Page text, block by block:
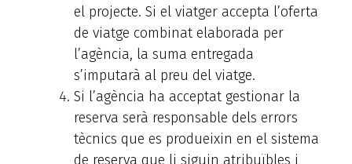
el projecte. Si el viatger accepta l’oferta
de viatge combinat elaborada per
l’agència, la suma entregada
s’imputarà al preu del viatge.
Si l’agència ha acceptat gestionar la
reserva serà responsable dels errors
tècnics que es produeixin en el sistema
de reserva que li siguin atribuïbles i